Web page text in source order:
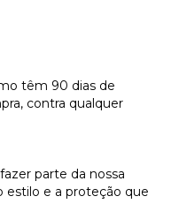
têm 90 dias de
contra qualquer
parte da nossa
estilo e a proteção que